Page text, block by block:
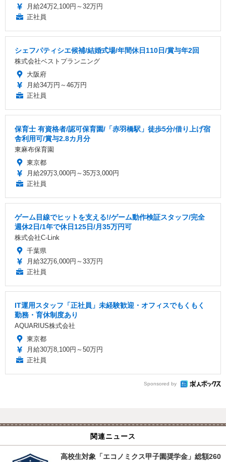
月給24万2,100円～32万円
正社員
シェフパティシエ候補/結婚式場/年間休日110日/賞与年2回
株式会社ベストプランニング
大阪府
月給34万円～46万円
正社員
保育士 有資格者/認可保育園/「赤羽橋駅」徒歩5分/借り上げ宿
舎利用可/賞与2.8カ月分
東麻布保育園
東京都
月給29万3,000円～35万3,000円
正社員
ゲーム目線でヒットを支える!/ゲーム動作検証スタッフ/完全
週休2日/1年で休日125日/月35万円可
株式会社C-Link
千葉県
月給32万6,000円～33万円
正社員
IT運用スタッフ「正社員」未経験歓迎・オフィスでもくもく
勤務・育休制度あり
AQUARIUS株式会社
東京都
月給30万8,100円～50万円
正社員
Sponsored by
関連ニュース
高校生対象「エコノミクス甲子園奨学金」総額260